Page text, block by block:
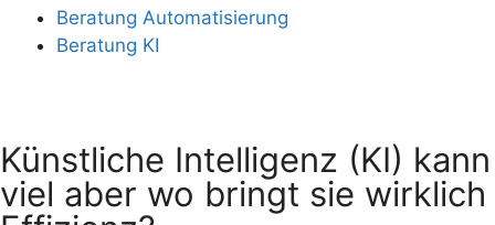
Beratung Automatisierung
Beratung KI
Künstliche Intelligenz (KI) kann
viel aber wo bringt sie wirklich